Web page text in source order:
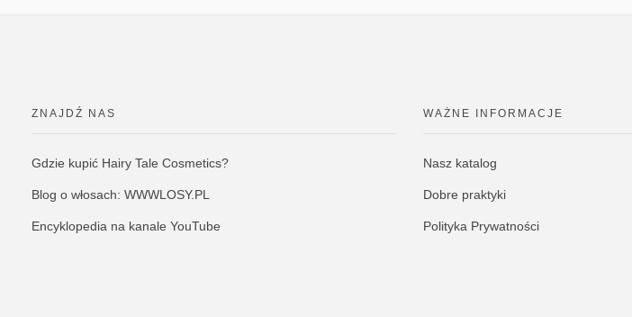
ZNAJDŹ NAS
Gdzie kupić Hairy Tale Cosmetics?
Blog o włosach: WWWLOSY.PL
Encyklopedia na kanale YouTube
WAŻNE INFORMACJE
Nasz katalog
Dobre praktyki
Polityka Prywatności